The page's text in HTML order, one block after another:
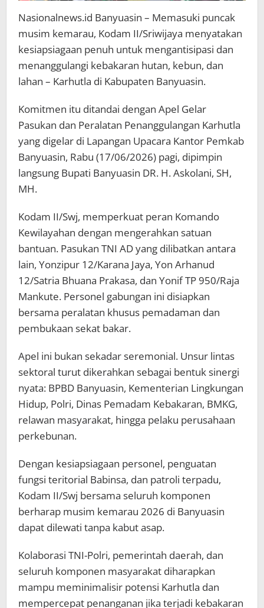
Nasionalnews.id Banyuasin – Memasuki puncak
musim kemarau, Kodam II/Sriwijaya menyatakan
kesiapsiagaan penuh untuk mengantisipasi dan
menanggulangi kebakaran hutan, kebun, dan
lahan – Karhutla di Kabupaten Banyuasin.
Komitmen itu ditandai dengan Apel Gelar
Pasukan dan Peralatan Penanggulangan Karhutla
yang digelar di Lapangan Upacara Kantor Pemkab
Banyuasin, Rabu (17/06/2026) pagi, dipimpin
langsung Bupati Banyuasin DR. H. Askolani, SH,
MH.
Kodam II/Swj, memperkuat peran Komando
Kewilayahan dengan mengerahkan satuan
bantuan. Pasukan TNI AD yang dilibatkan antara
lain, Yonzipur 12/Karana Jaya, Yon Arhanud
12/Satria Bhuana Prakasa, dan Yonif TP 950/Raja
Mankute. Personel gabungan ini disiapkan
bersama peralatan khusus pemadaman dan
pembukaan sekat bakar.
Apel ini bukan sekadar seremonial. Unsur lintas
sektoral turut dikerahkan sebagai bentuk sinergi
nyata: BPBD Banyuasin, Kementerian Lingkungan
Hidup, Polri, Dinas Pemadam Kebakaran, BMKG,
relawan masyarakat, hingga pelaku perusahaan
perkebunan.
Dengan kesiapsiagaan personel, penguatan
fungsi teritorial Babinsa, dan patroli terpadu,
Kodam II/Swj bersama seluruh komponen
berharap musim kemarau 2026 di Banyuasin
dapat dilewati tanpa kabut asap.
Kolaborasi TNI-Polri, pemerintah daerah, dan
seluruh komponen masyarakat diharapkan
mampu meminimalisir potensi Karhutla dan
mempercepat penanganan jika terjadi kebakaran